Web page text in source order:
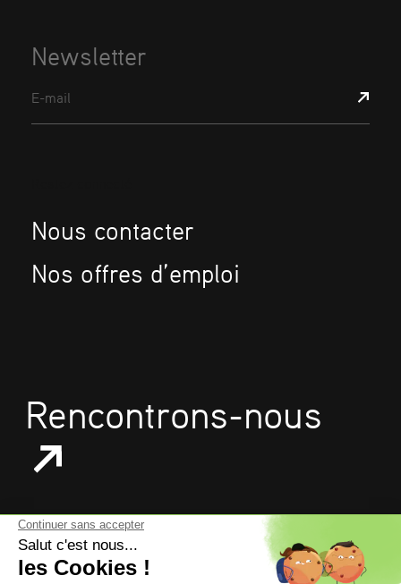
Newsletter
E-mail
Nous contacter
Nos offres d’emploi
Rencontrons-nous